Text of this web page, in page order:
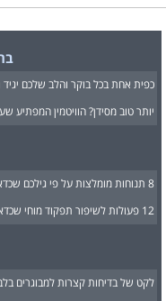
כפית אחת בכל בוקר והלב שלכם
יותר טוב מסידן? הוויטמין המפתיע
8 תנוחות מומלצות על פי גילכם שכדאי לנסות כבר הלילה במיטה
12 פעולות לשיפור תפקוד מוחי שכדאי לכם לבצע, במיוחד את 6!
לקט של בדיחות קצרות למבוגרים